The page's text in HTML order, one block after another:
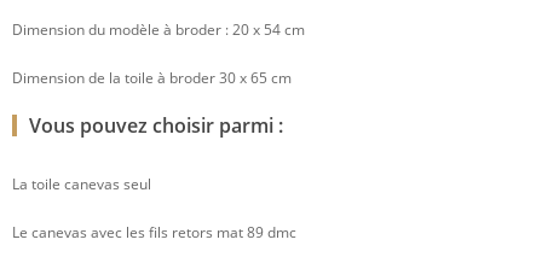
Dimension du modèle à broder : 20 x 54 cm
Dimension de la toile à broder 30 x 65 cm
Vous pouvez choisir parmi :
La toile canevas seul
Le canevas avec les fils retors mat 89 dmc